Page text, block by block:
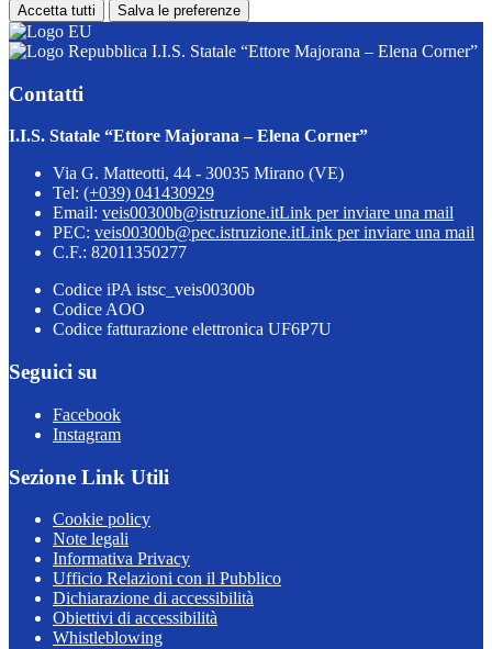
Accetta tutti Salva le preferenze
I.I.S. Statale “Ettore Majorana – Elena Corner”
Contatti
I.I.S. Statale “Ettore Majorana – Elena Corner”
Via G. Matteotti, 44 - 30035 Mirano (VE)
Tel: (+039) 041430929
Email: veis00300b@istruzione.itLink per inviare una mail
PEC: veis00300b@pec.istruzione.itLink per inviare una mail
C.F.: 82011350277
Codice iPA istsc_veis00300b
Codice AOO
Codice fatturazione elettronica UF6P7U
Seguici su
Facebook
Instagram
Sezione Link Utili
Cookie policy
Note legali
Informativa Privacy
Ufficio Relazioni con il Pubblico
Dichiarazione di accessibilità
Obiettivi di accessibilità
Whistleblowing